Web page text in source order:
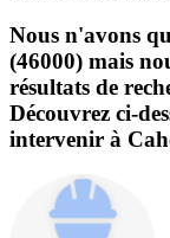
Nous n'avons
(46000) mais
résultats de
Découvrez ci-
intervenir à